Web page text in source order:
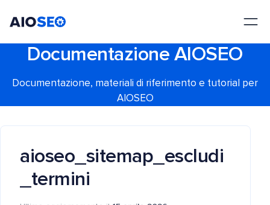
Documentazione AIOSEO
Documentazione, materiali di riferimento e tutorial per
AIOSEO
aioseo_sitemap_escludi
_termini